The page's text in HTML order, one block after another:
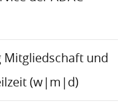
Mitgliedschaft und
(w|m|d)